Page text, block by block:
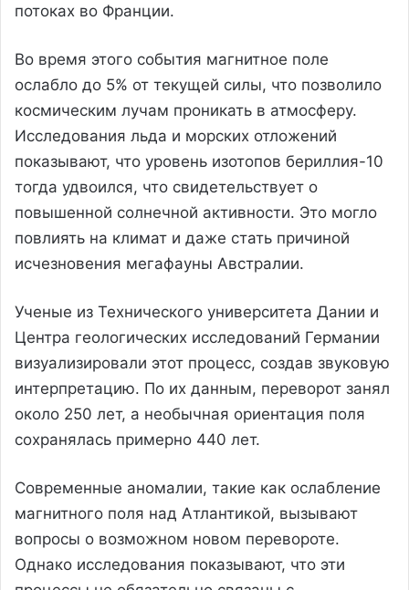
потоках во Франции.
Во время этого события магнитное поле
ослабло до 5% от текущей силы, что позволило
космическим лучам проникать в атмосферу.
Исследования льда и морских отложений
показывают, что уровень изотопов бериллия-10
тогда удвоился, что свидетельствует о
повышенной солнечной активности. Это могло
повлиять на климат и даже стать причиной
исчезновения мегафауны Австралии.
Ученые из Технического университета Дании и
Центра геологических исследований Германии
визуализировали этот процесс, создав звуковую
интерпретацию. По их данным, переворот занял
около 250 лет, а необычная ориентация поля
сохранялась примерно 440 лет.
Современные аномалии, такие как ослабление
магнитного поля над Атлантикой, вызывают
вопросы о возможном новом перевороте.
Однако исследования показывают, что эти